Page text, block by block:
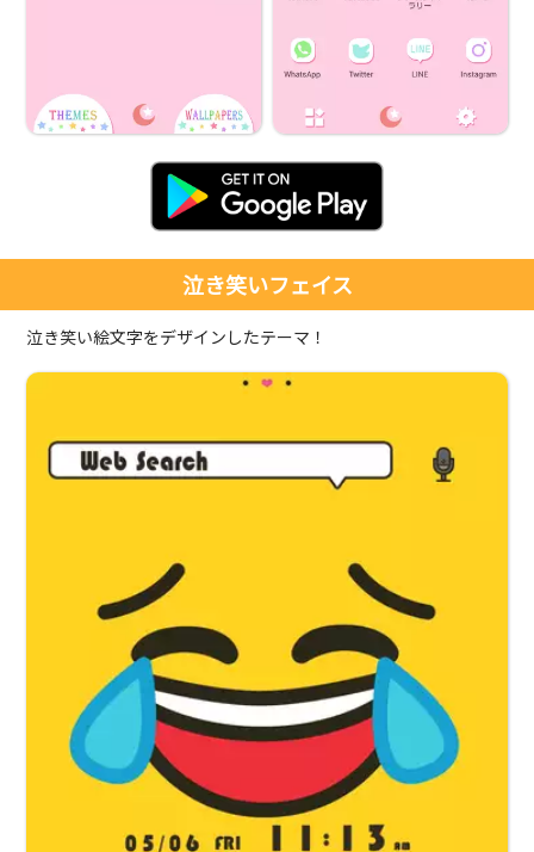
泣き笑いフェイス
泣き笑い絵文字をデザインしたテーマ！